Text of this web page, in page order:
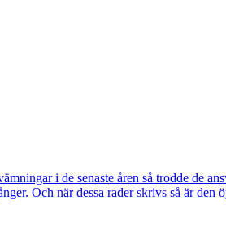
i de senaste åren så trodde de
Och när dessa rader skrivs så är den